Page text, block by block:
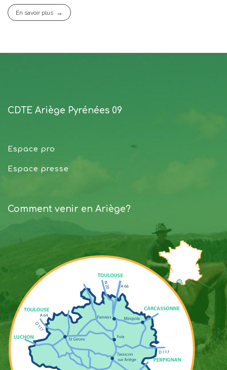
En savoir plus
CDTE Ariège Pyrénées 09
Espace pro
Espace presse
Comment venir en Ariège?